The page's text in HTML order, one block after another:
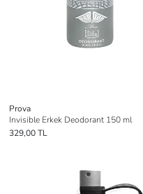
Prova
Invisible Erkek Deodorant 150 ml
329,00 TL